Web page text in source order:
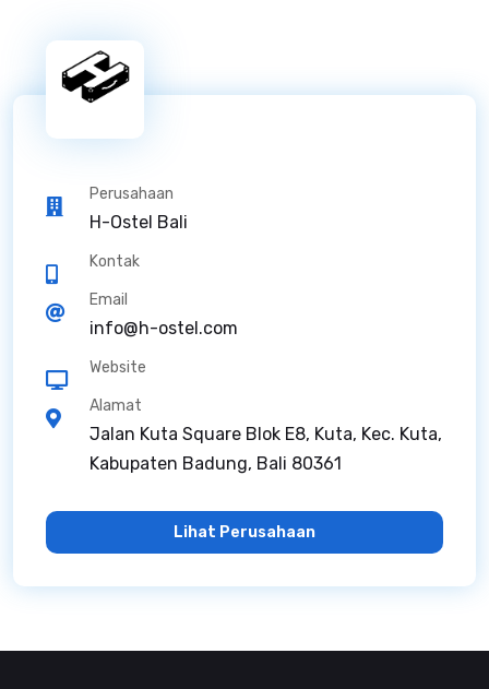
Perusahaan
H-Ostel Bali
Kontak
Email
info@h-ostel.com
Website
Alamat
Jalan Kuta Square Blok E8, Kuta, Kec. Kuta,
Kabupaten Badung, Bali 80361
Lihat Perusahaan